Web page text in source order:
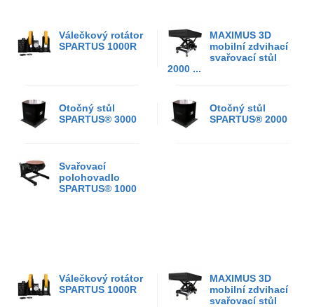
Válečkový rotátor
SPARTUS 1000R
MAXIMUS 3D
mobilní zdvihací
svařovací stůl
2000 ...
Otočný stůl
SPARTUS® 3000
Otočný stůl
SPARTUS® 2000
Svařovací
polohovadlo
SPARTUS® 1000
Válečkový rotátor
SPARTUS 1000R
MAXIMUS 3D
mobilní zdvihací
svařovací stůl